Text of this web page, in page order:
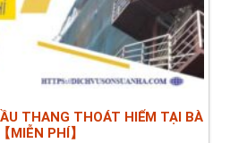
THANG THOÁT HIỂM TẠI BÀ
MIỄN PHÍ】